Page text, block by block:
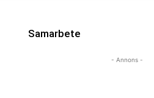
Samarbete
- Annons -